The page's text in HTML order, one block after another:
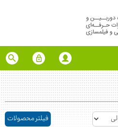
فیلتر محصولات